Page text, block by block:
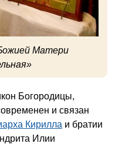
Матери
Богородицы,
и связан
Кирилла и братии
Илии